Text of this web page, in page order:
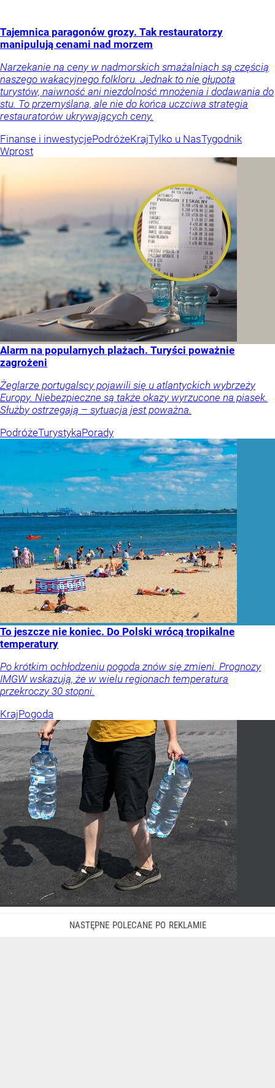
Tajemnica paragonów grozy. Tak restauratorzy
manipulują cenami nad morzem
Narzekanie na ceny w nadmorskich smażalniach są częścią
naszego wakacyjnego folkloru. Jednak to nie głupota
turystów, naiwność ani niezdolność mnożenia i dodawania do
stu. To przemyślana, ale nie do końca uczciwa strategia
restauratorów ukrywających ceny.
Finanse i inwestycjePodróżeKrajTylko u NasTygodnik
Wprost
Alarm na popularnych plażach. Turyści poważnie
zagrożeni
Żeglarze portugalscy pojawili się u atlantyckich wybrzeży
Europy. Niebezpieczne są także okazy wyrzucone na piasek.
Służby ostrzegają – sytuacja jest poważna.
PodróżeTurystykaPorady
To jeszcze nie koniec. Do Polski wrócą tropikalne
temperatury
Po krótkim ochłodzeniu pogoda znów się zmieni. Prognozy
IMGW wskazują, że w wielu regionach temperatura
przekroczy 30 stopni.
KrajPogoda